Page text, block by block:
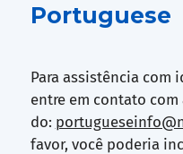
Portuguese
Para assistência com
entre em contato com
do:
favor, você poderia